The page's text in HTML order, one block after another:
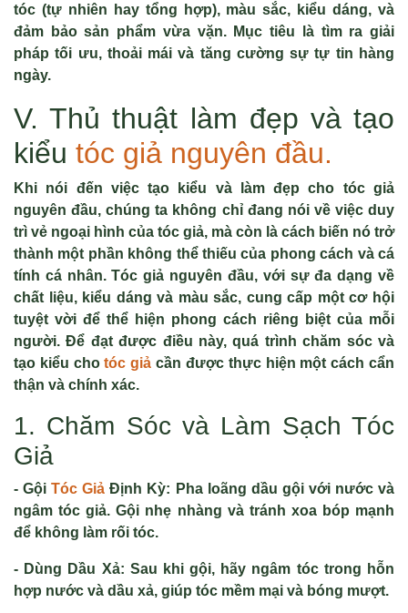
tóc (tự nhiên hay tổng hợp), màu sắc, kiểu dáng, và
đảm bảo sản phẩm vừa vặn. Mục tiêu là tìm ra giải
pháp tối ưu, thoải mái và tăng cường sự tự tin hàng
ngày.
V. Thủ thuật làm đẹp và tạo
kiểu tóc giả nguyên đầu.
Khi nói đến việc tạo kiểu và làm đẹp cho tóc giả
nguyên đầu, chúng ta không chỉ đang nói về việc duy
trì vẻ ngoại hình của tóc giả, mà còn là cách biến nó trở
thành một phần không thể thiếu của phong cách và cá
tính cá nhân. Tóc giả nguyên đầu, với sự đa dạng về
chất liệu, kiểu dáng và màu sắc, cung cấp một cơ hội
tuyệt vời để thể hiện phong cách riêng biệt của mỗi
người. Để đạt được điều này, quá trình chăm sóc và
tạo kiểu chotóc giả cần được thực hiện một cách cẩn
thận và chính xác.
1. Chăm Sóc và Làm Sạch Tóc
Giả
- GộiTóc Giả Định Kỳ: Pha loãng dầu gội với nước và
ngâm tóc giả. Gội nhẹ nhàng và tránh xoa bóp mạnh
để không làm rối tóc.
- Dùng Dầu Xả: Sau khi gội, hãy ngâm tóc trong hỗn
hợp nước và dầu xả, giúp tóc mềm mại và bóng mượt.